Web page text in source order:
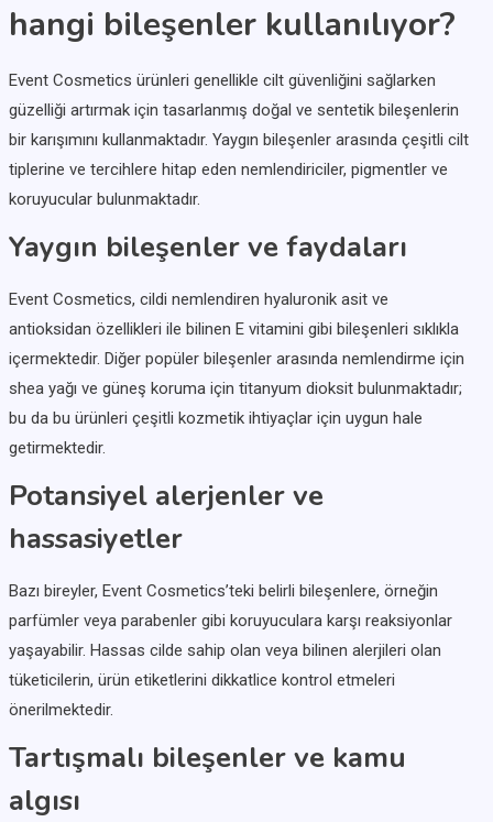
hangi bileşenler kullanılıyor?
Event Cosmetics ürünleri genellikle cilt güvenliğini sağlarken
güzelliği artırmak için tasarlanmış doğal ve sentetik bileşenlerin
bir karışımını kullanmaktadır. Yaygın bileşenler arasında çeşitli cilt
tiplerine ve tercihlere hitap eden nemlendiriciler, pigmentler ve
koruyucular bulunmaktadır.
Yaygın bileşenler ve faydaları
Event Cosmetics, cildi nemlendiren hyaluronik asit ve
antioksidan özellikleri ile bilinen E vitamini gibi bileşenleri sıklıkla
içermektedir. Diğer popüler bileşenler arasında nemlendirme için
shea yağı ve güneş koruma için titanyum dioksit bulunmaktadır;
bu da bu ürünleri çeşitli kozmetik ihtiyaçlar için uygun hale
getirmektedir.
Potansiyel alerjenler ve
hassasiyetler
Bazı bireyler, Event Cosmetics’teki belirli bileşenlere, örneğin
parfümler veya parabenler gibi koruyuculara karşı reaksiyonlar
yaşayabilir. Hassas cilde sahip olan veya bilinen alerjileri olan
tüketicilerin, ürün etiketlerini dikkatlice kontrol etmeleri
önerilmektedir.
Tartışmalı bileşenler ve kamu
algısı